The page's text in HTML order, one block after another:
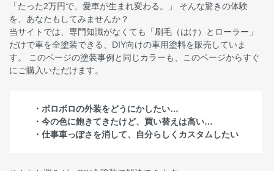
「たった2万円で、愛車が生まれ変わる。」 そんな驚きの体験
を、あなたもしてみませんか？
当サイトでは、専門知識がなくても「刷毛（はけ）とローラー」
だけで車を全塗装できる、DIY向けの車用塗料を販売していま
す。 このページの塗装事例と同じカラーも、このページからすぐ
にご購入いただけます。
・ボロボロの外装をどうにかしたい…
・今の色に飽きてきたけど、買い替えは高い…
・仕事車っぽさを消して、自分らしくカスタムしたい